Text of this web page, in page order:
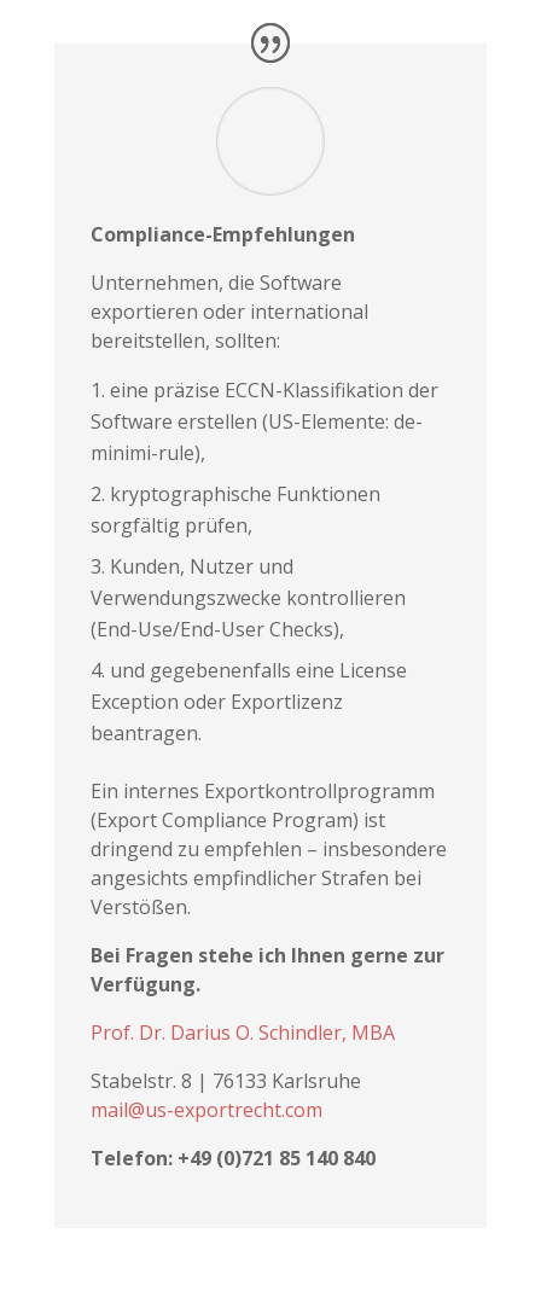
Compliance-Empfehlungen
Unternehmen, die Software
exportieren oder international
bereitstellen, sollten:
eine präzise ECCN-Klassifikation der
Software erstellen (US-Elemente: de-
minimi-rule),
kryptographische Funktionen
sorgfältig prüfen,
Kunden, Nutzer und
Verwendungszwecke kontrollieren
(End-Use/End-User Checks),
und gegebenenfalls eine License
Exception oder Exportlizenz
beantragen.
Ein internes Exportkontrollprogramm
(Export Compliance Program) ist
dringend zu empfehlen – insbesondere
angesichts empfindlicher Strafen bei
Verstößen.
Bei Fragen stehe ich Ihnen gerne zur
Verfügung.
Prof. Dr. Darius O. Schindler, MBA
Stabelstr. 8 | 76133 Karlsruhe
mail@us-exportrecht.com
Telefon: +49 (0)721 85 140 840